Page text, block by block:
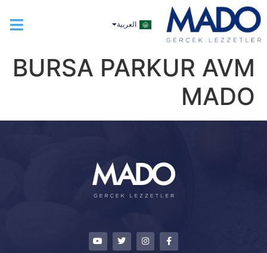
العربية
ENGLISH
BURSA PARKUR AVM
MADO